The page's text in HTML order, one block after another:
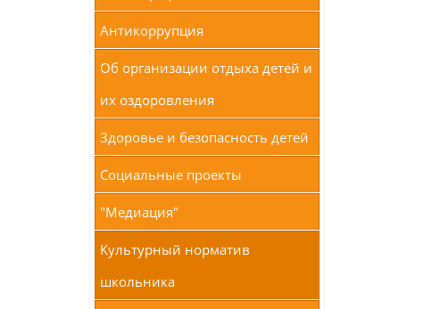
Антикоррупция
Об организации отдыха детей и
их оздоровления
Здоровье и безопасность детей
Социальные проекты
"Медиация"
Культурный норматив
школьника